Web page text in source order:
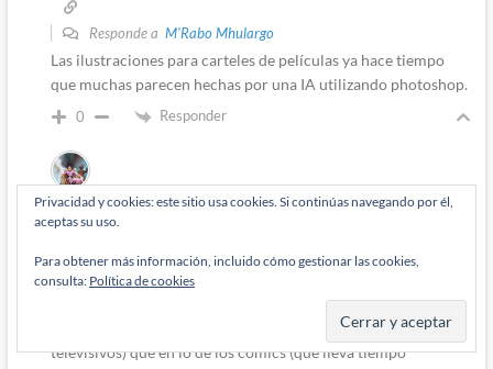
Responde a M'Rabo Mhulargo
Las ilustraciones para carteles de películas ya hace tiempo
que muchas parecen hechas por una IA utilizando photoshop.
0 Responder
Jesús Manuel Martínez Otero
3 años han pasado desde que se escribió esto
Responde a Payton Wynn
Pues a día de hoy un dibujante gana MUCHO más en
ilustración (ya sea publicitaria o aún para libros) o haciendo
storyboards (no solo en cine, ya para anuncios publicitarios
televisivos) que en lo de los cómics (que lleva tiempo
Privacidad y cookies: este sitio usa cookies. Si continúas navegando por él,
aceptas su uso.
Para obtener más información, incluido cómo gestionar las cookies,
consulta: Política de cookies